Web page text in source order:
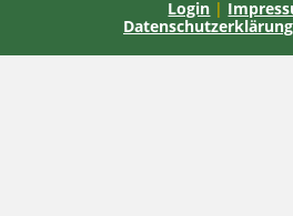
Login |
Datenschutzerklärung